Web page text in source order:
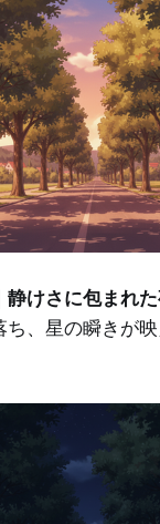
けさに包まれ
ち、星の瞬きが